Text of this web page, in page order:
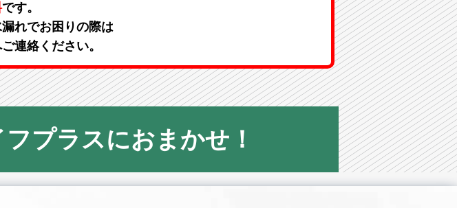
です。
れでお困りの際は
連絡ください。
プラスにおまかせ！